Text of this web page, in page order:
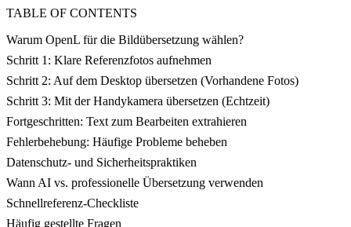
TABLE OF CONTENTS
Warum OpenL für die Bildübersetzung wählen?
Schritt 1: Klare Referenzfotos aufnehmen
Schritt 2: Auf dem Desktop übersetzen (Vorhandene Fotos)
Schritt 3: Mit der Handykamera übersetzen (Echtzeit)
Fortgeschritten: Text zum Bearbeiten extrahieren
Fehlerbehebung: Häufige Probleme beheben
Datenschutz- und Sicherheitspraktiken
Wann AI vs. professionelle Übersetzung verwenden
Schnellreferenz-Checkliste
Häufig gestellte Fragen